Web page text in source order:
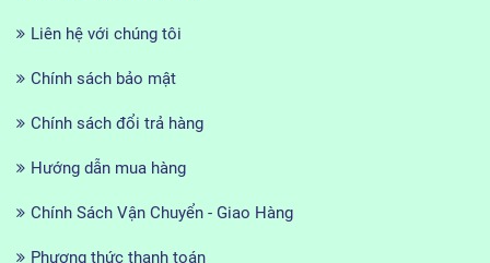
Liên hệ với chúng tôi
Chính sách bảo mật
Chính sách đổi trả hàng
Hướng dẫn mua hàng
Chính Sách Vận Chuyển - Giao Hàng
Phương thức thanh toán